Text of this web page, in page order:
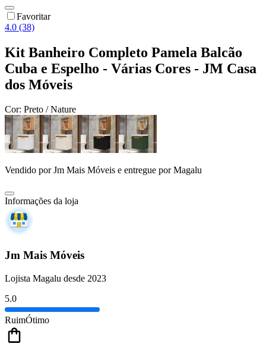
Favoritar
4.0 (38)
Kit Banheiro Completo Pamela Balcão
Cuba e Espelho - Várias Cores - JM Casa
dos Móveis
Cor: Preto / Nature
Vendido porJm Mais Móveis e entregue por Magalu
Informações da loja
Jm Mais Móveis
Lojista Magalu desde 2023
5.0
RuimÓtimo